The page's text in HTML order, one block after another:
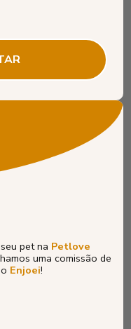
pet na Petlove
uma comissão de
Enjoei!